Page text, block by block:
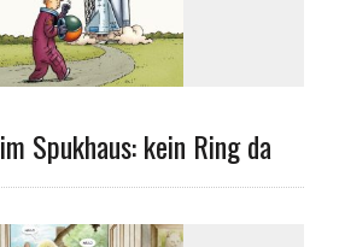
Spukhaus: kein Ring da